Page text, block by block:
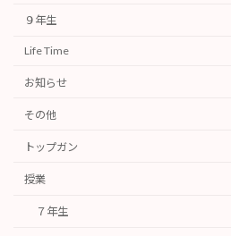
９年生
Life Time
お知らせ
その他
トップガン
授業
７年生